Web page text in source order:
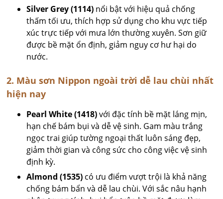
Silver Grey (1114) nổi bật với hiệu quả chống
thấm tối ưu, thích hợp sử dụng cho khu vực tiếp
xúc trực tiếp với mưa lớn thường xuyên. Sơn giữ
được bề mặt ổn định, giảm nguy cơ hư hại do
nước.
2. Màu sơn Nippon ngoài trời dễ lau chùi nhất
hiện nay
Pearl White (1418)với đặc tính bề mặt láng mịn,
hạn chế bám bụi và dễ vệ sinh. Gam màu trắng
ngọc trai giúp tường ngoại thất luôn sáng đẹp,
giảm thời gian và công sức cho công việc vệ sinh
định kỳ.
Almond (1535) có ưu điểm vượt trội là khả năng
chống bám bẩn và dễ lau chùi. Với sắc nâu hạnh